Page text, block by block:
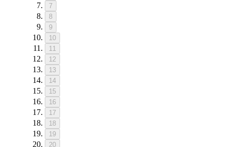
7
8
9
10
11
12
13
14
15
16
17
18
19
20